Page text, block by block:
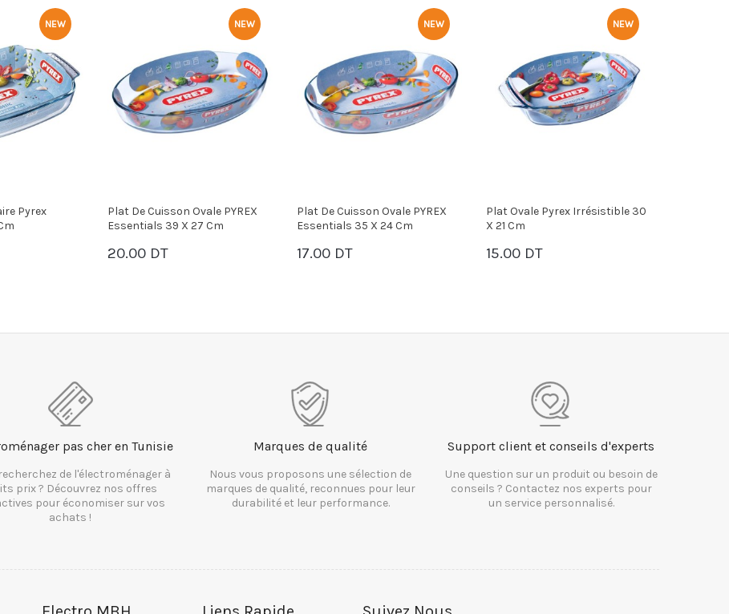
NEW
Ovale PYREX
X 27 Cm
NEW
Plat De Cuisson Ovale PYREX
Essentials 35 X 24 Cm
17.00 DTPANIER
NEW
Plat Ovale Pyrex Irrésistible 30
X 21 Cm
15.00 DT
NEW
Plat Rectangulaire Pyrex
Irrésistible 39 X 25 Cm
19.50 DT
pas cher en Tunisie
de l'électroménager à
prix ? Découvrez nos offres
pour économiser sur vos
achats !
Marques de qualité
Nous vous proposons une sélection de
marques de qualité, reconnues pour leur
durabilité et leur performance.
Support client et conseils d'experts
Une question sur un produit ou besoin de
conseils ? Contactez nos experts pour
un service personnalisé.